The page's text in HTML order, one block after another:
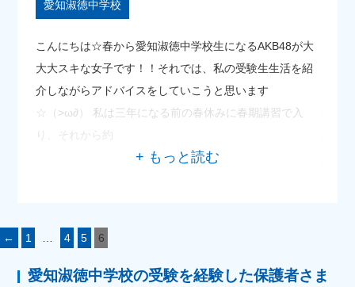
愛知淑徳中学校
こんにちは☆春から愛知淑徳中学校生になるAKB48が大
大大スキな女子です！！それでは、私の受験生生活を紹
介しながらアドバイスをしていこうと思います
☆（>ω∂） 私は三年になる前の春休みに春期講習で入
り、それから約
← 1 4 5 6
愛知淑徳中学校の受験を経験した保護者さま